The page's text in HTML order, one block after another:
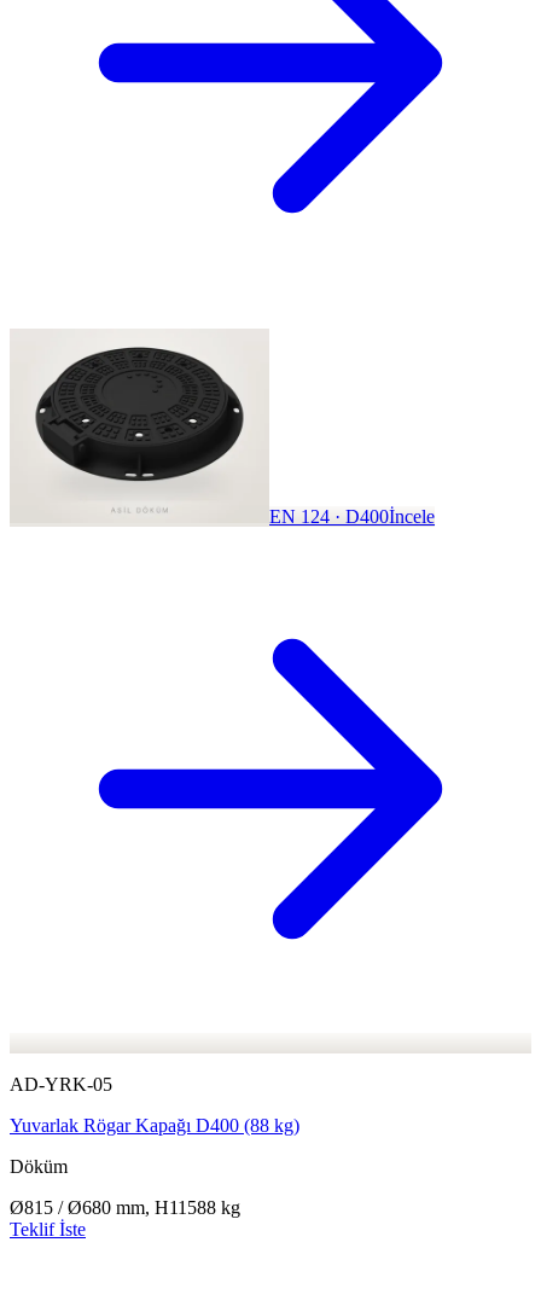
EN 124 · D400İncele
AD-YRK-05
Yuvarlak Rögar Kapağı D400 (88 kg)
Döküm
Ø815 / Ø680 mm, H11588 kg
Teklif İste